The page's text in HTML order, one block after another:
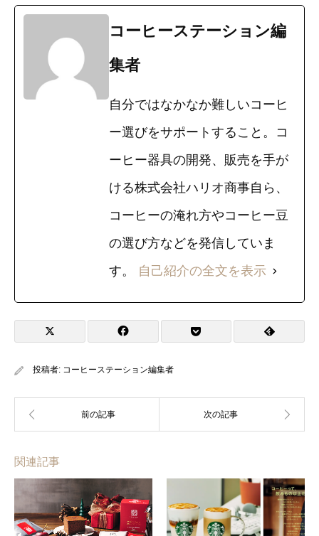
コーヒーステーション編
集者
自分ではなかなか難しいコーヒ
ー選びをサポートすること。コ
ーヒー器具の開発、販売を手が
ける株式会社ハリオ商事自ら、
コーヒーの淹れ方やコーヒー豆
の選び方などを発信していま
す。 自己紹介の全文を表示
投稿者: コーヒーステーション編集者
関連記事